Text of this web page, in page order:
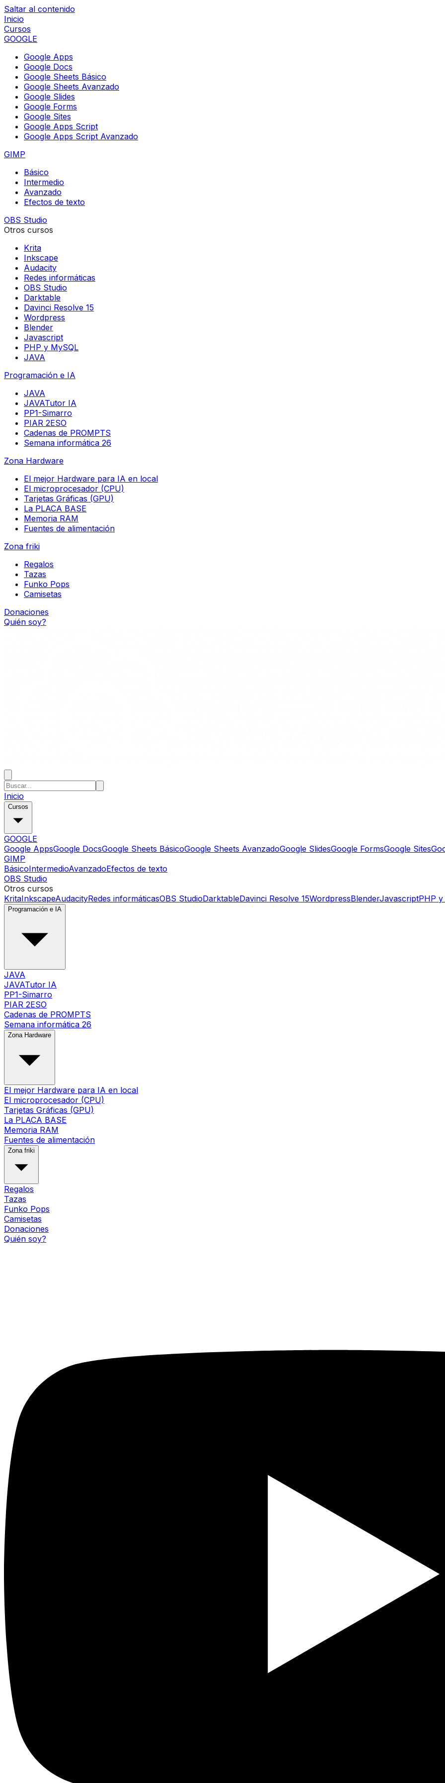
Saltar al contenido
Inicio
Cursos
GOOGLE
Google Apps
Google Docs
Google Sheets Básico
Google Sheets Avanzado
Google Slides
Google Forms
Google Sites
Google Apps Script
Google Apps Script Avanzado
GIMP
Básico
Intermedio
Avanzado
Efectos de texto
OBS Studio
Otros cursos
Krita
Inkscape
Audacity
Redes informáticas
OBS Studio
Darktable
Davinci Resolve 15
Wordpress
Blender
Javascript
PHP y MySQL
JAVA
Programación e IA
JAVA
JAVATutor IA
PP1-Simarro
PIAR 2ESO
Cadenas de PROMPTS
Semana informática 26
Zona Hardware
El mejor Hardware para IA en local
El microprocesador (CPU)
Tarjetas Gráficas (GPU)
La PLACA BASE
Memoria RAM
Fuentes de alimentación
Zona friki
Regalos
Tazas
Funko Pops
Camisetas
Donaciones
Quién soy?
Inicio
Cursos
GOOGLE
Google AppsGoogle DocsGoogle Sheets BásicoGoogle Sheets AvanzadoGoogle SlidesGoogle FormsGoogle Sites
GIMP
BásicoIntermedioAvanzadoEfectos de texto
OBS Studio
Otros cursos
KritaInkscapeAudacityRedes informáticasOBS StudioDarktableDavinci Resolve 15WordpressBlenderJavascriptPHP
Programación e IA
JAVA
JAVATutor IA
PP1-Simarro
PIAR 2ESO
Cadenas de PROMPTS
Semana informática 26
Zona Hardware
El mejor Hardware para IA en local
El microprocesador (CPU)
Tarjetas Gráficas (GPU)
La PLACA BASE
Memoria RAM
Fuentes de alimentación
Zona friki
Regalos
Tazas
Funko Pops
Camisetas
Donaciones
Quién soy?